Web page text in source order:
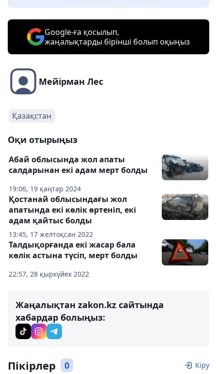
Google-ға қосылып,
жаңалықтарды бірінші болып оқыңыз
Мейірман Лес
Қазақстан
Оқи отырыңыз
19:06, 19 қаңтар 2024
Абай облысында жол апаты
салдарынан екі адам мерт болды
13:45, 17 желтоқсан 2022
Қостанай облысындағы жол
апатында екі көлік өртеніп, екі
адам қайтыс болды
22:57, 28 қыркүйек 2022
Талдықорғанда екі жасар бала
көлік астына түсіп, мерт болды
Жаңалықтан zakon.kz сайтында
хабардар болыңыз:
Пікірлер 0 Кіру